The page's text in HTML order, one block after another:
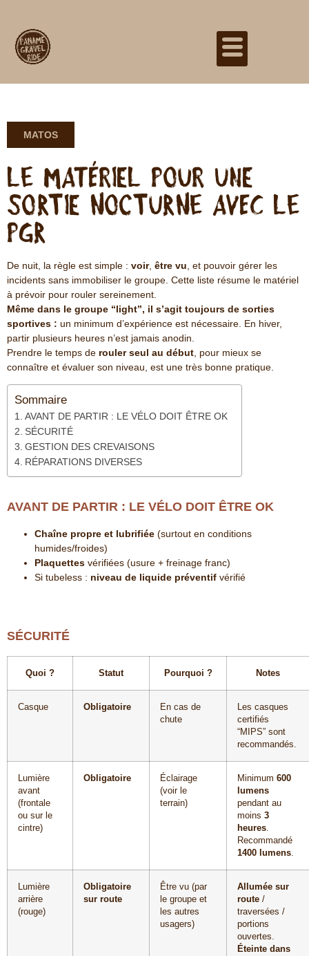
MATOS
Le matériel pour une
sortie nocturne avec le
PGR
De nuit, la règle est simple : voir, être vu , et pouvoir gérer les
incidents sans immobiliser le groupe. Cette liste résume le matériel
à prévoir pour rouler sereinement.
Même dans le groupe “light”, il s’agit toujours de sorties
sportives : un minimum d’expérience est nécessaire. En hiver,
partir plusieurs heures n’est jamais anodin.
Prendre le temps de rouler seul au début , pour mieux se
connaître et évaluer son niveau, est une très bonne pratique.
Sommaire
AVANT DE PARTIR : LE VÉLO DOIT ÊTRE OK
SÉCURITÉ
GESTION DES CREVAISONS
RÉPARATIONS DIVERSES
AVANT DE PARTIR : LE VÉLO DOIT ÊTRE OK
Chaîne propre et lubrifiée (surtout en conditions
humides/froides)
Plaquettes vérifiées (usure + freinage franc)
Si tubeless : niveau de liquide préventif vérifié
SÉCURITÉ
Quoi ? Statut Pourquoi ? Notes
Casque Obligatoire
En cas de
chute
Les casques
certifiés
“MIPS” sont
recommandés.
Lumière
avant
(frontale
ou sur le
cintre)
Obligatoire
Éclairage
(voir le
terrain)
Minimum 600
lumens
pendant au
moins 3
heures.
Recommandé
1400 lumens.
Lumière
arrière
(rouge)
Obligatoire
sur route
Être vu (par
le groupe et
les autres
usagers)
Allumée sur
route /
traversées /
portions
ouvertes.
Éteinte dans